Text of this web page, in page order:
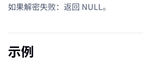
如果解密失败：返回 NULL。
示例